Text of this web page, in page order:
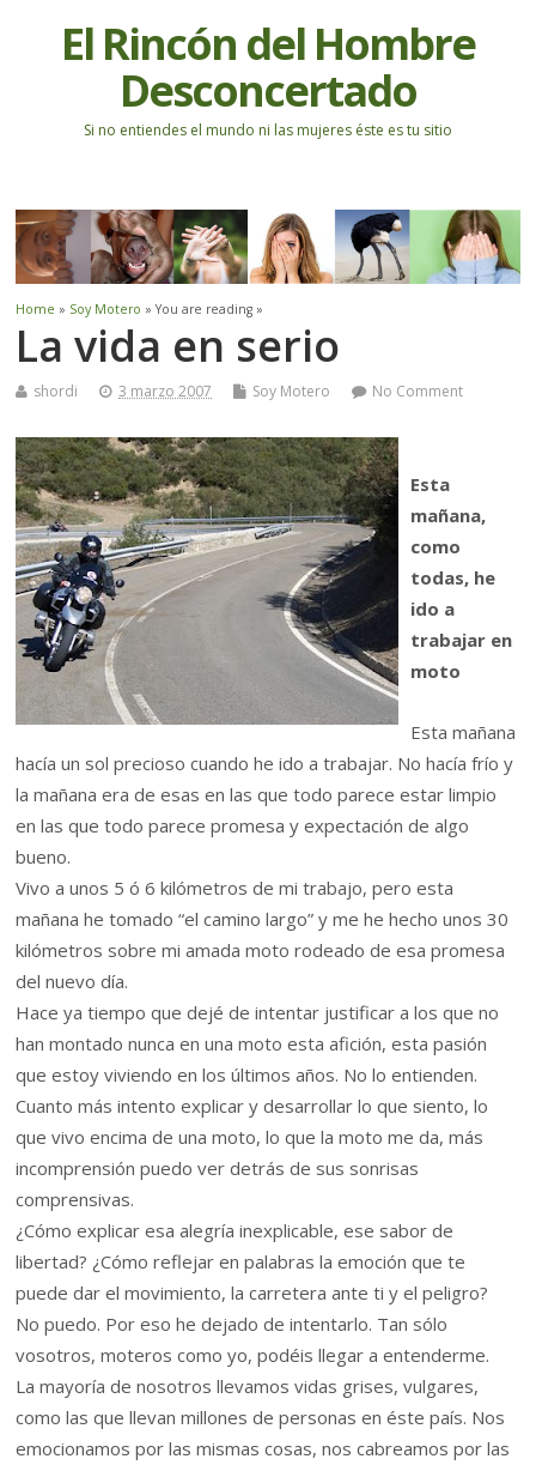
El Rincón del Hombre
Desconcertado
Si no entiendes el mundo ni las mujeres éste es tu sitio
Home » Soy Motero » You are reading »
La vida en serio
shordi 3 marzo 2007 Soy Motero No Comment
Esta
mañana,
como
todas, he
ido a
trabajar en
moto
Esta mañana
hacía un sol precioso cuando he ido a trabajar. No hacía frío y
la mañana era de esas en las que todo parece estar limpio
en las que todo parece promesa y expectación de algo
bueno.
Vivo a unos 5 ó 6 kilómetros de mi trabajo, pero esta
mañana he tomado “el camino largo” y me he hecho unos 30
kilómetros sobre mi amada moto rodeado de esa promesa
del nuevo día.
Hace ya tiempo que dejé de intentar justificar a los que no
han montado nunca en una moto esta afición, esta pasión
que estoy viviendo en los últimos años. No lo entienden.
Cuanto más intento explicar y desarrollar lo que siento, lo
que vivo encima de una moto, lo que la moto me da, más
incomprensión puedo ver detrás de sus sonrisas
comprensivas.
¿Cómo explicar esa alegría inexplicable, ese sabor de
libertad? ¿Cómo reflejar en palabras la emoción que te
puede dar el movimiento, la carretera ante ti y el peligro?
No puedo. Por eso he dejado de intentarlo. Tan sólo
vosotros, moteros como yo, podéis llegar a entenderme.
La mayoría de nosotros llevamos vidas grises, vulgares,
como las que llevan millones de personas en éste país. Nos
emocionamos por las mismas cosas, nos cabreamos por las